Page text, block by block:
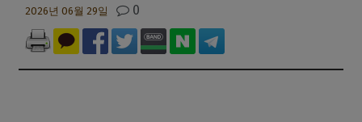
2026년 06월 29일 0